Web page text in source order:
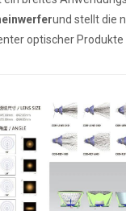
und stellt die
optischer Produkte